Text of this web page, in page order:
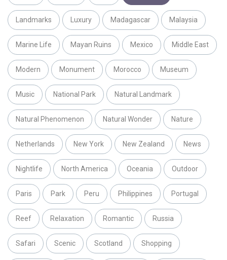
Landmarks Luxury Madagascar Malaysia
Marine Life Mayan Ruins Mexico Middle East
Modern Monument Morocco Museum
Music National Park Natural Landmark
Natural Phenomenon Natural Wonder Nature
Netherlands New York New Zealand News
Nightlife North America Oceania Outdoor
Paris Park Peru Philippines Portugal
Reef Relaxation Romantic Russia
Safari Scenic Scotland Shopping